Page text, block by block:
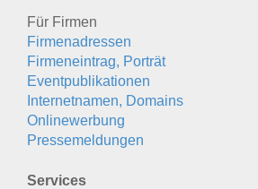
Für Firmen
Firmenadressen
Firmeneintrag, Porträt
Eventpublikationen
Internetnamen, Domains
Onlinewerbung
Pressemeldungen
Services